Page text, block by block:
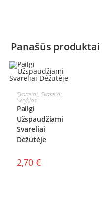
Panašūs produktai
Į KREPŠELĮ
Svareliai, Svareliai,
Šeryklos
Pailgi
Užspaudžiami
Svareliai
Dėžutėje
2,70 €